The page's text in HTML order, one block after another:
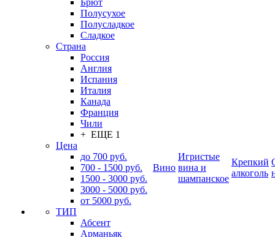
Брют
Полусухое
Полусладкое
Сладкое
Страна
Россия
Англия
Испания
Италия
Канада
Франция
Чили
+ ЕЩЕ 1
Цена
до 700 руб.
700 - 1500 руб.
1500 - 3000 руб.
3000 - 5000 руб.
от 5000 руб.
ТИП
Абсент
Арманьяк
Вино
Игристые
вина и
шампанское
Крепкий
алкоголь